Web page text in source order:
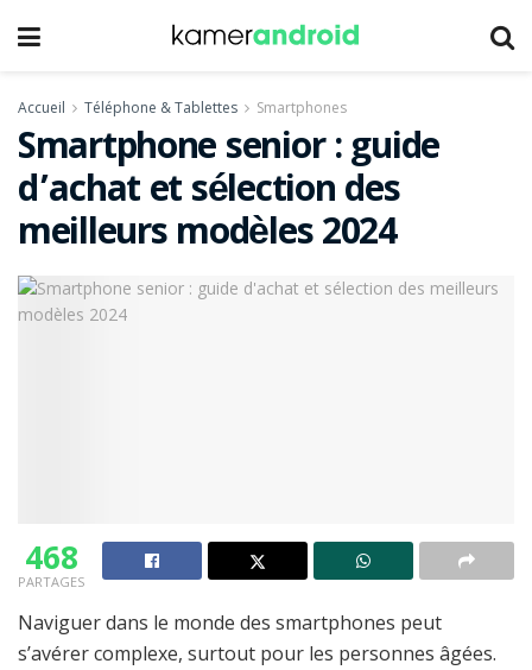
Accueil Téléphone & Tablettes Smartphones
Smartphone senior : guide
d’achat et sélection des
meilleurs modèles 2024
468
PARTAGES
Naviguer dans le monde des smartphones peut
s’avérer complexe, surtout pour les personnes âgées.